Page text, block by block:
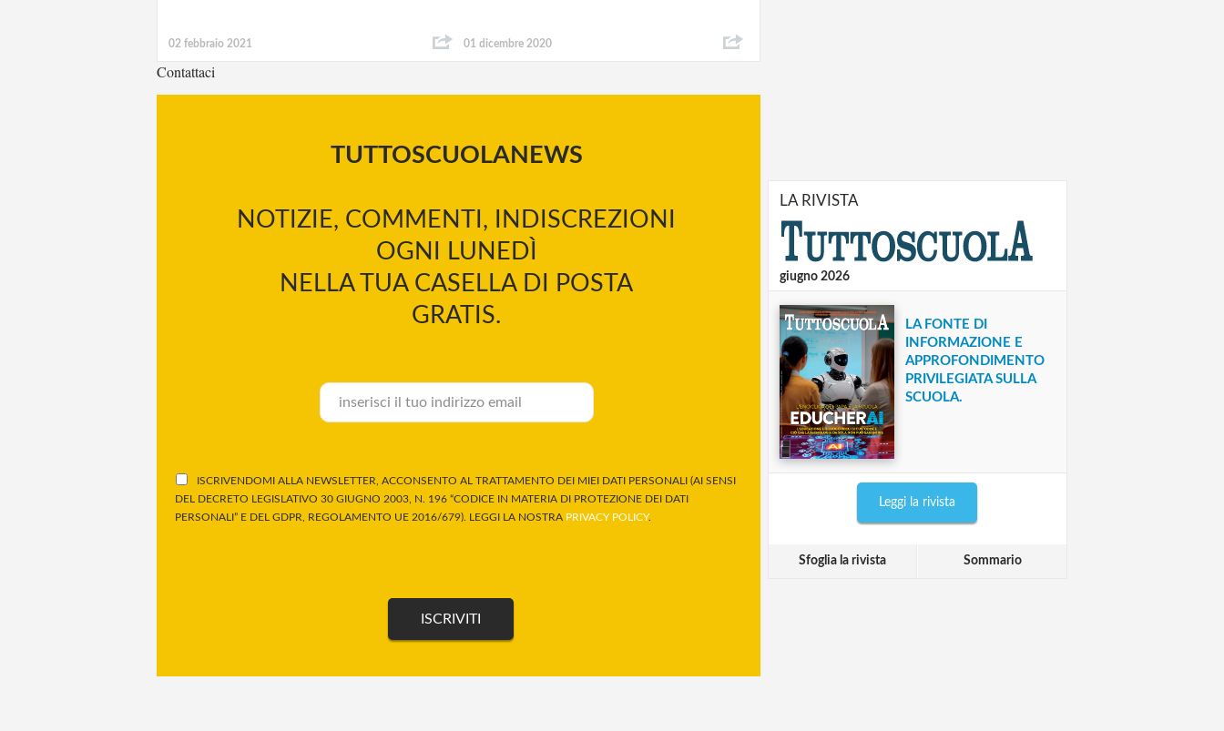
02 febbraio 2021 01 dicembre 2020
Contattaci
TUTTOSCUOLANEWS
NOTIZIE, COMMENTI, INDISCREZIONI
OGNI LUNEDÌ
NELLA TUA CASELLA DI POSTA
GRATIS.
ISCRIVENDOMI ALLA NEWSLETTER, ACCONSENTO AL TRATTAMENTO DEI MIEI DATI PERSONALI (AI SENSI
DEL DECRETO LEGISLATIVO 30 GIUGNO 2003, N. 196 “CODICE IN MATERIA DI PROTEZIONE DEI DATI
PERSONALI” E DEL GDPR, REGOLAMENTO UE 2016/679). LEGGI LA NOSTRA PRIVACY POLICY.
LA RIVISTA
giugno 2026
LA FONTE DI
INFORMAZIONE E
APPROFONDIMENTO
PRIVILEGIATA SULLA
SCUOLA.
Leggi la rivista
Sfoglia la rivista Sommario